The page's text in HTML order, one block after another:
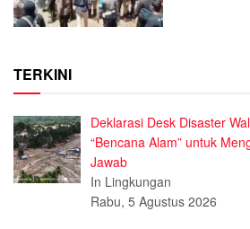
TERKINI
Deklarasi Desk Disaster
“Bencana Alam” untuk
Jawab
In Lingkungan
Rabu, 5 Agustus 2026